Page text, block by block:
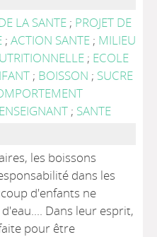
LA SANTE ; PROJET DE
;ACTION SANTE ; MILIEU
; ECOLE
; BOISSON ; SUCRE
; SANTE
les boissons
dans les
d'enfants ne
Dans leur esprit,
pour être